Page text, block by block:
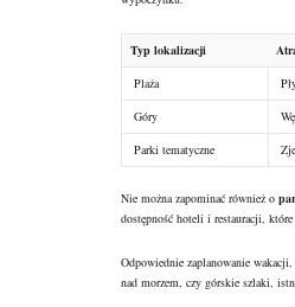
Typ lokalizacji
Plaża
Góry
Parki tematyczne
Nie można zapominać również o
dostępność hoteli i restauracji,
Odpowiednie zaplanowanie
nad morzem, czy górskie szlaki,